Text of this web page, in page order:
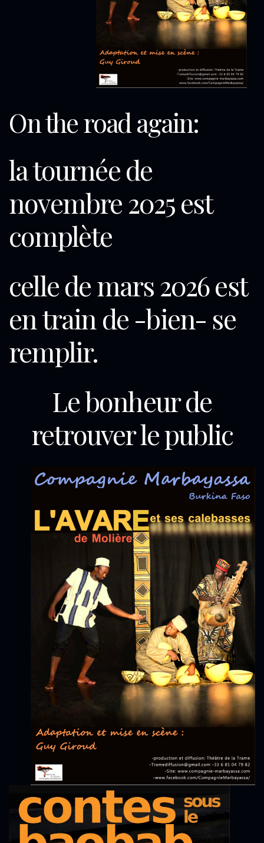
On the road again:
la tournée de
novembre 2025 est
complète
celle de mars 2026 est
en train de -bien- se
remplir.
Le bonheur de
retrouver le public